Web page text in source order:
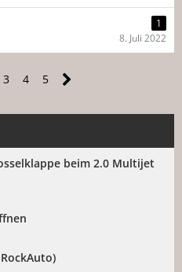
1
8. Juli 2022
3 4 5
beim 2.0 Multijet